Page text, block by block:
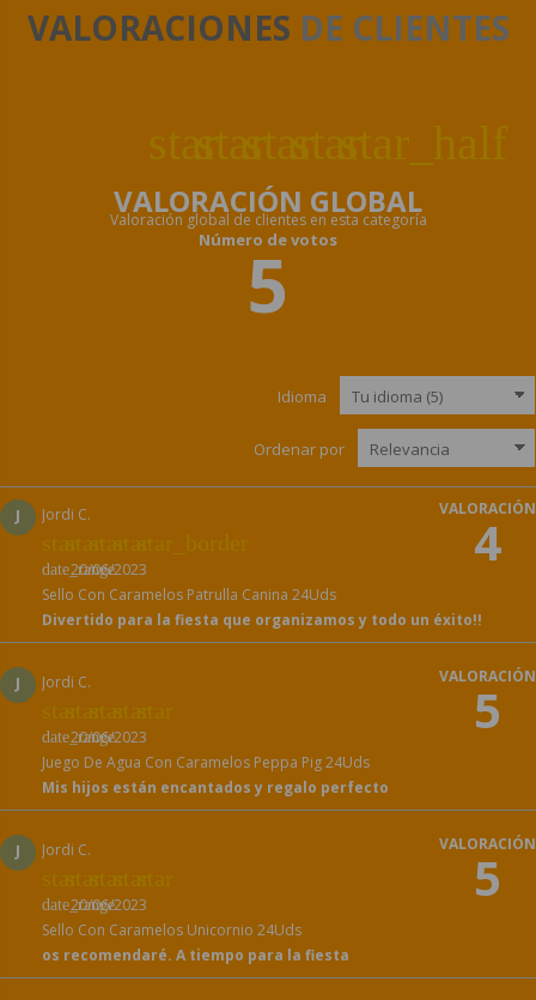
VALORACIONES DE CLIENTES
VALORACIÓN GLOBAL
Valoración global de clientes en esta categoría
Número de votos
5
Idioma
Ordenar por
J Jordi C.
date_range
20/06/2023
Sello Con Caramelos Patrulla Canina 24Uds
Divertido para la fiesta que organizamos y todo un éxito!!
VALORACIÓN
4
J Jordi C.
date_range
20/06/2023
Juego De Agua Con Caramelos Peppa Pig 24Uds
Mis hijos están encantados y regalo perfecto
VALORACIÓN
5
J Jordi C.
date_range
20/06/2023
Sello Con Caramelos Unicornio 24Uds
os recomendaré. A tiempo para la fiesta
VALORACIÓN
5